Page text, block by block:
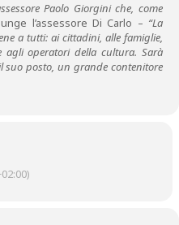
Paolo Giorgini che, come
l’assessore Di Carlo – “La
a tutti: ai cittadini, alle famiglie,
agli operatori della cultura. Sarà
suo posto, un grande contenitore